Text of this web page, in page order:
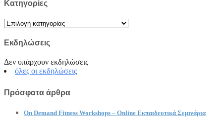
Kατηγορίες
Kατηγορίες
Εκδηλώσεις
Δεν υπάρχουν εκδηλώσεις
όλες οι εκδηλώσεις
Πρόσφατα άρθρα
On Demand Fitness Workshops – Online Εκπαιδευτικά Σεμινάρια